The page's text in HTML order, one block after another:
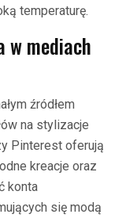
temperaturę.
w mediach
źródłem
na stylizacje
Pinterest oferują
kreacje oraz
konta
się modą